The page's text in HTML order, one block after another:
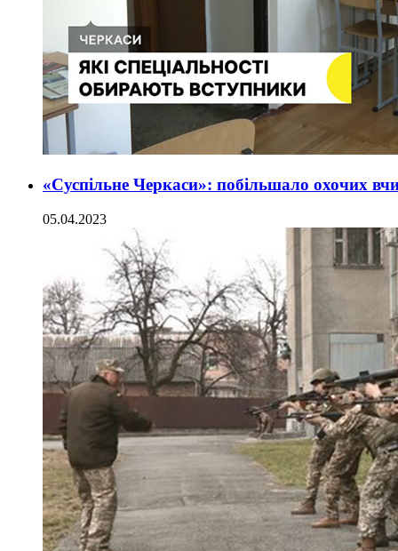
«Суспільне Черкаси»: побільшало охочих
05.04.2023